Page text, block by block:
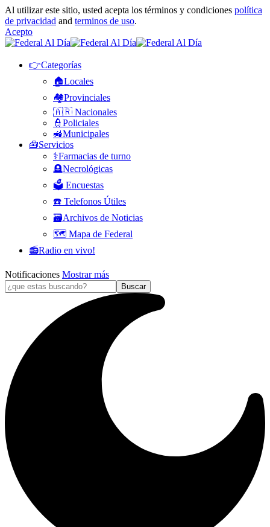
Al utilizar este sitio, usted acepta los términos y condiciones política
de privacidad and terminos de uso.
Acepto
👉Categorías
🏠Locales
🏘️Provinciales
🇦🇷 Nacionales
👮Policiales
🚜Municipales
🧰Servicios
⚕️Farmacias de turno
🪦Necrológicas
🗳️ Encuestas
☎️ Telefonos Útiles
🗃️Archivos de Noticias
🗺️ Mapa de Federal
📻Radio en vivo!
Notificaciones Mostrar más